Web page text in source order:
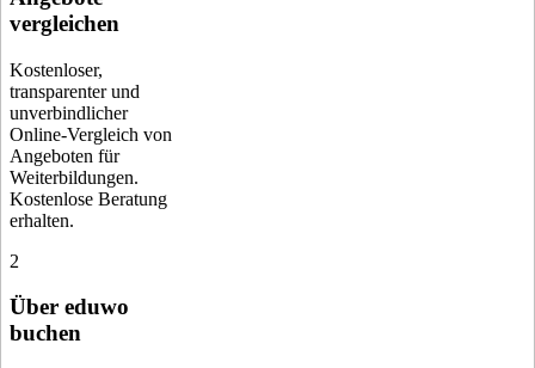
vergleichen
Kostenloser,
transparenter und
unverbindlicher
Online-Vergleich von
Angeboten für
Weiterbildungen.
Kostenlose Beratung
erhalten.
2
Über eduwo
buchen